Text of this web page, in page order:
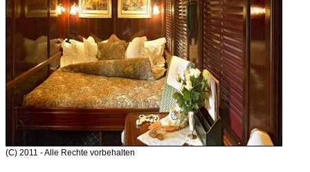
(C) 2011 - Alle Rechte vorbehalten